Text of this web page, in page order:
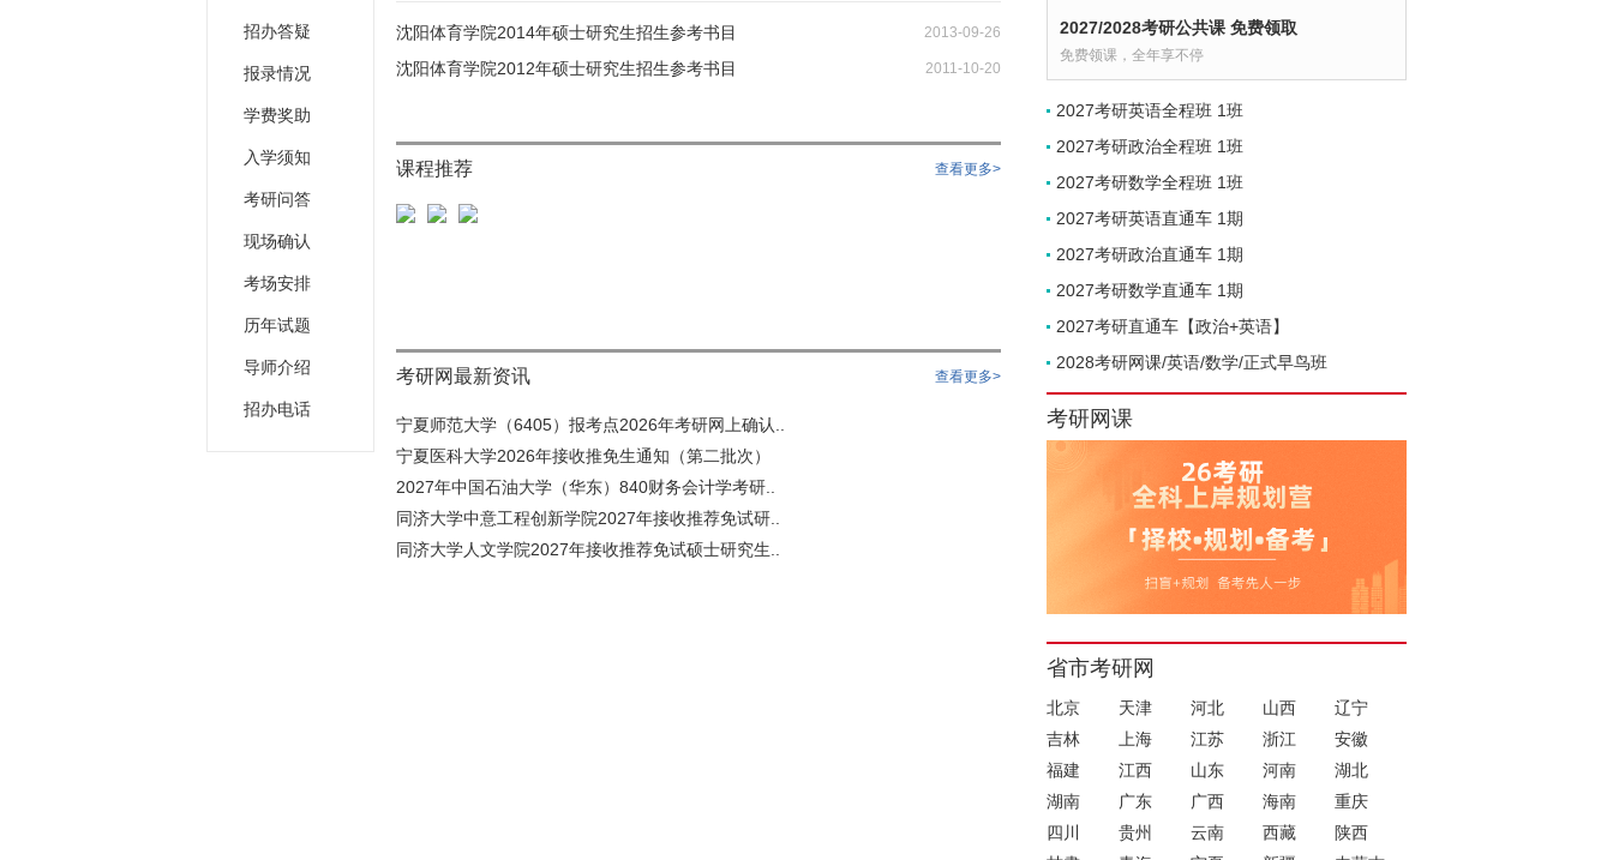
招办答疑
报录情况
学费奖助
入学须知
考研问答
现场确认
考场安排
历年试题
导师介绍
招办电话
沈阳体育学院2014年硕士研究生招生参考书目 2013-09-26
沈阳体育学院2012年硕士研究生招生参考书目 2011-10-20
课程推荐 查看更多>
考研网最新资讯 查看更多>
宁夏师范大学（6405）报考点2026年考研网上确认..
宁夏医科大学2026年接收推免生通知（第二批次）
2027年中国石油大学（华东）840财务会计学考研..
同济大学中意工程创新学院2027年接收推荐免试研..
同济大学人文学院2027年接收推荐免试硕士研究生..
2027/2028考研公共课 免费领取
免费领课，全年享不停
2027考研英语全程班 1班
2027考研政治全程班 1班
2027考研数学全程班 1班
2027考研英语直通车 1期
2027考研政治直通车 1期
2027考研数学直通车 1期
2027考研直通车【政治+英语】
2028考研网课/英语/数学/正式早鸟班
考研网课
省市考研网
北京 天津 河北 山西
辽宁
吉林
上海 江苏 浙江
安徽
福建
江西 山东 河南
湖北
湖南
广东 广西 海南
重庆
四川
贵州 云南 西藏
陕西